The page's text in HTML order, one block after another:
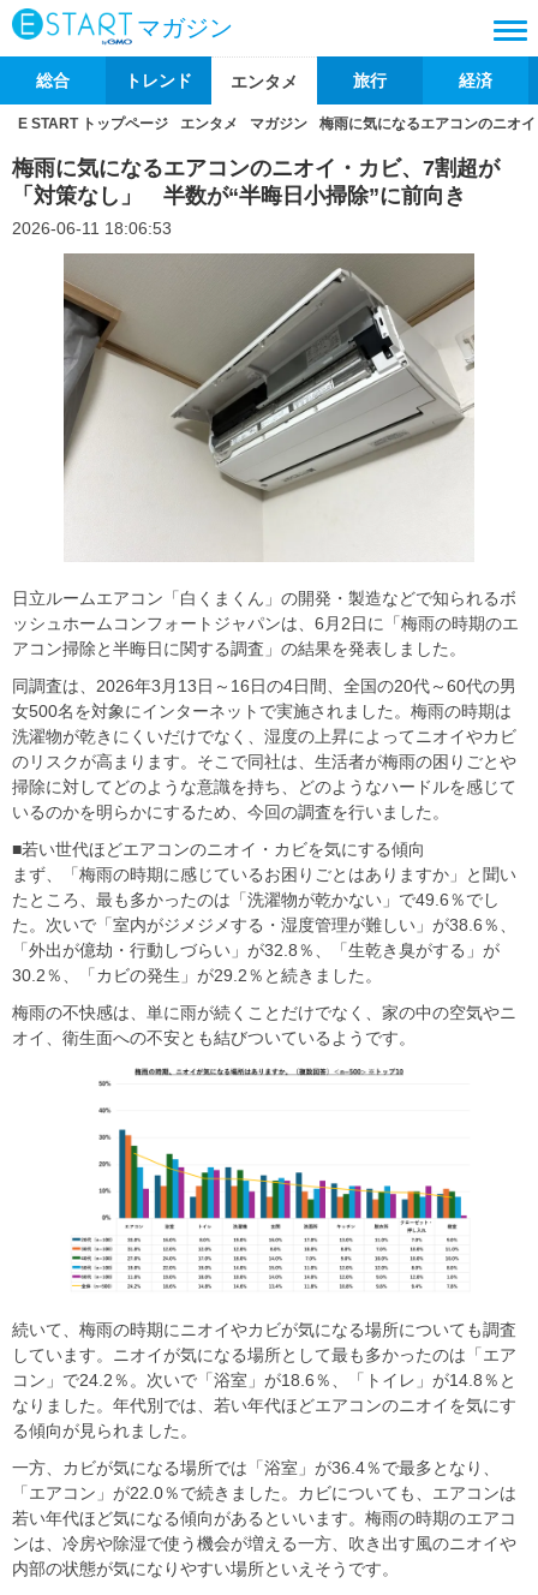
マガジン
総合 トレンド エンタメ 旅行 経済
E START トップページ エンタメ マガジン 梅雨に気になるエアコンのニオ
梅雨に気になるエアコンのニオイ・カビ、7割超が
「対策なし」 半数が“半晦日小掃除”に前向き
2026-06-11 18:06:53
日立ルームエアコン「白くまくん」の開発・製造などで知られるボ
ッシュホームコンフォートジャパンは、6月2日に「梅雨の時期のエ
アコン掃除と半晦日に関する調査」の結果を発表しました。
同調査は、2026年3月13日～16日の4日間、全国の20代～60代の男
女500名を対象にインターネットで実施されました。梅雨の時期は
洗濯物が乾きにくいだけでなく、湿度の上昇によってニオイやカビ
のリスクが高まります。そこで同社は、生活者が梅雨の困りごとや
掃除に対してどのような意識を持ち、どのようなハードルを感じて
いるのかを明らかにするため、今回の調査を行いました。
■若い世代ほどエアコンのニオイ・カビを気にする傾向
まず、「梅雨の時期に感じているお困りごとはありますか」と聞い
たところ、最も多かったのは「洗濯物が乾かない」で49.6％でし
た。次いで「室内がジメジメする・湿度管理が難しい」が38.6％、
「外出が億劫・行動しづらい」が32.8％、「生乾き臭がする」が
30.2％、「カビの発生」が29.2％と続きました。
梅雨の不快感は、単に雨が続くことだけでなく、家の中の空気やニ
オイ、衛生面への不安とも結びついているようです。
続いて、梅雨の時期にニオイやカビが気になる場所についても調査
しています。ニオイが気になる場所として最も多かったのは「エア
コン」で24.2％。次いで「浴室」が18.6％、「トイレ」が14.8％と
なりました。年代別では、若い年代ほどエアコンのニオイを気にす
る傾向が見られました。
一方、カビが気になる場所では「浴室」が36.4％で最多となり、
「エアコン」が22.0％で続きました。カビについても、エアコンは
若い年代ほど気になる傾向があるといいます。梅雨の時期のエアコ
ンは、冷房や除湿で使う機会が増える一方、吹き出す風のニオイや
内部の状態が気になりやすい場所といえそうです。